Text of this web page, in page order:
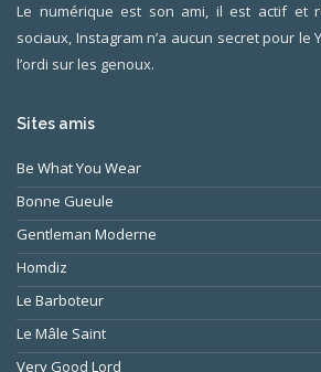
Le numérique est son ami, il est actif et
sociaux, Instagram n’a aucun secret pour le
l’ordi sur les genoux.
Sites amis
Be What You Wear
Bonne Gueule
Gentleman Moderne
Homdiz
Le Barboteur
Le Mâle Saint
Very Good Lord